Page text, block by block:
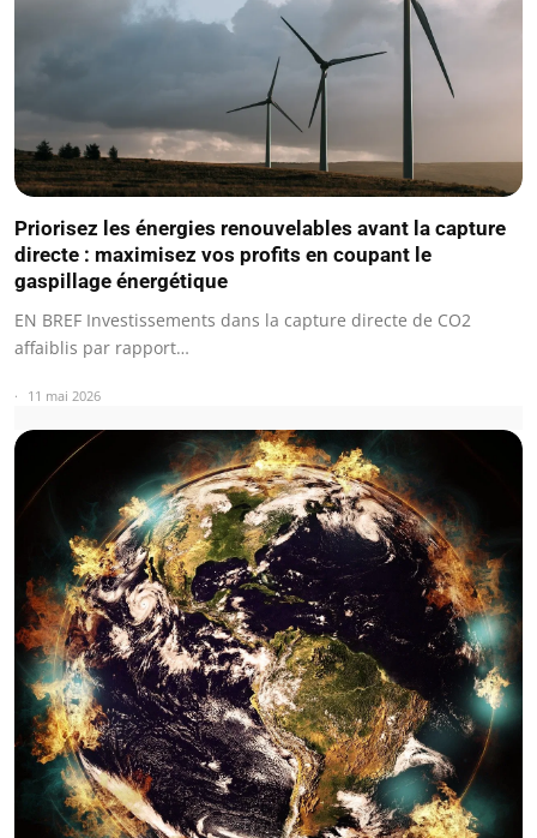
Priorisez les énergies renouvelables avant la capture
directe : maximisez vos profits en coupant le
gaspillage énergétique
EN BREF Investissements dans la capture directe de CO2
affaiblis par rapport…
11 mai 2026